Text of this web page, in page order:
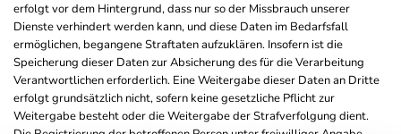
erfolgt vor dem Hintergrund, dass nur so der Missbrauch unserer
Dienste verhindert werden kann, und diese Daten im Bedarfsfall
ermöglichen, begangene Straftaten aufzuklären. Insofern ist die
Speicherung dieser Daten zur Absicherung des für die Verarbeitung
Verantwortlichen erforderlich. Eine Weitergabe dieser Daten an Dritte
erfolgt grundsätzlich nicht, sofern keine gesetzliche Pflicht zur
Weitergabe besteht oder die Weitergabe der Strafverfolgung dient.